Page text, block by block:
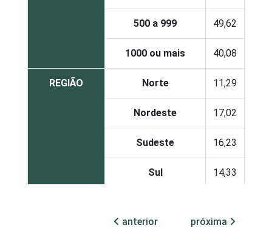
500 a 999 49,62
1000 ou mais 40,08
REGIÃO Norte 11,29
Nordeste 17,02
Sudeste 16,23
Sul 14,33
anterior próxima